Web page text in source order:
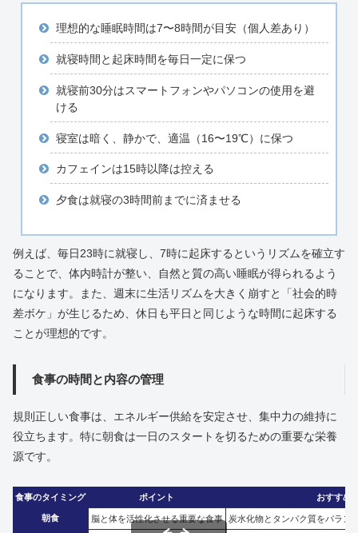
理想的な睡眠時間は7〜8時間が目安（個人差あり）
就寝時間と起床時間を毎日一定に保つ
就寝前30分はスマートフォンやパソコンの使用を避
ける
寝室は暗く、静かで、適温（16〜19℃）に保つ
カフェインは15時以降は控える
夕食は就寝の3時間前までに済ませる
例えば、毎日23時に就寝し、7時に起床するというリズムを確立す
ることで、体内時計が整い、自然と質の高い睡眠が得られるよう
になります。また、週末に生活リズムを大きく崩すと「社会的時
差ボケ」が生じるため、休日も平日と同じような時間に起床する
ことが理想的です。
食事の時間と内容の管理
規則正しい食事は、エネルギー供給を安定させ、集中力の維持に
役立ちます。特に朝食は一日のスタートを切るための重要な栄養
源です。
食事のタイミング ポイント おすすめ
朝食 脳と体を活性化させる重要な食事 炭水化物とタンパク質をバラン